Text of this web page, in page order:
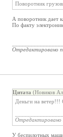
Поворотник
А поворотник дает
По факту
Отредактировано
Цитата (Новиков
Деньги на
Отредактировано
У беспилотных